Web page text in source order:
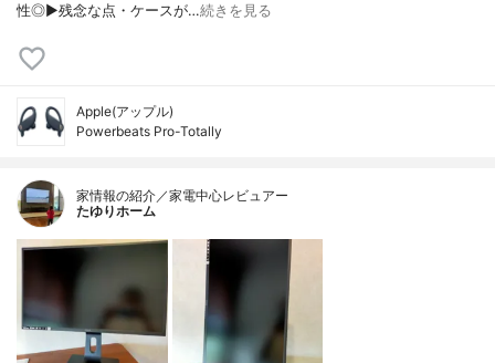
性◎▶︎残念な点・ケースが…続きを見る
Apple(アップル)
Powerbeats Pro-Totally
家情報の紹介／家電中心レビュアー
たゆりホーム